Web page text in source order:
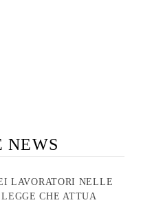
NEWS
LAVORATORI NELLE
CHE ATTUA